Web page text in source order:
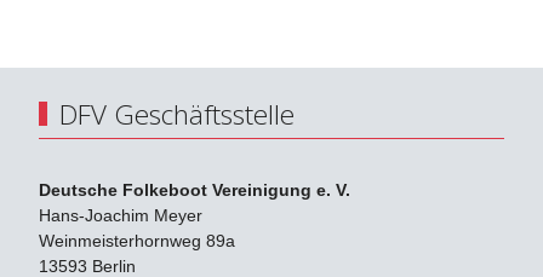
DFV Geschäftsstelle
Deutsche Folkeboot Vereinigung e. V.
Hans-Joachim Meyer
Weinmeisterhornweg 89a
13593 Berlin